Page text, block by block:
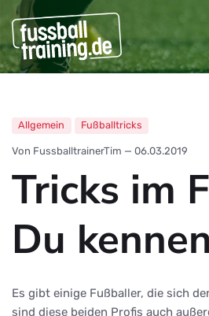
Allgemein Fußballtricks
Von FussballtrainerTim — 06.03.2019
Tricks im
Du
Es gibt einige Fußballer, die sich
sind diese beiden Profis auch